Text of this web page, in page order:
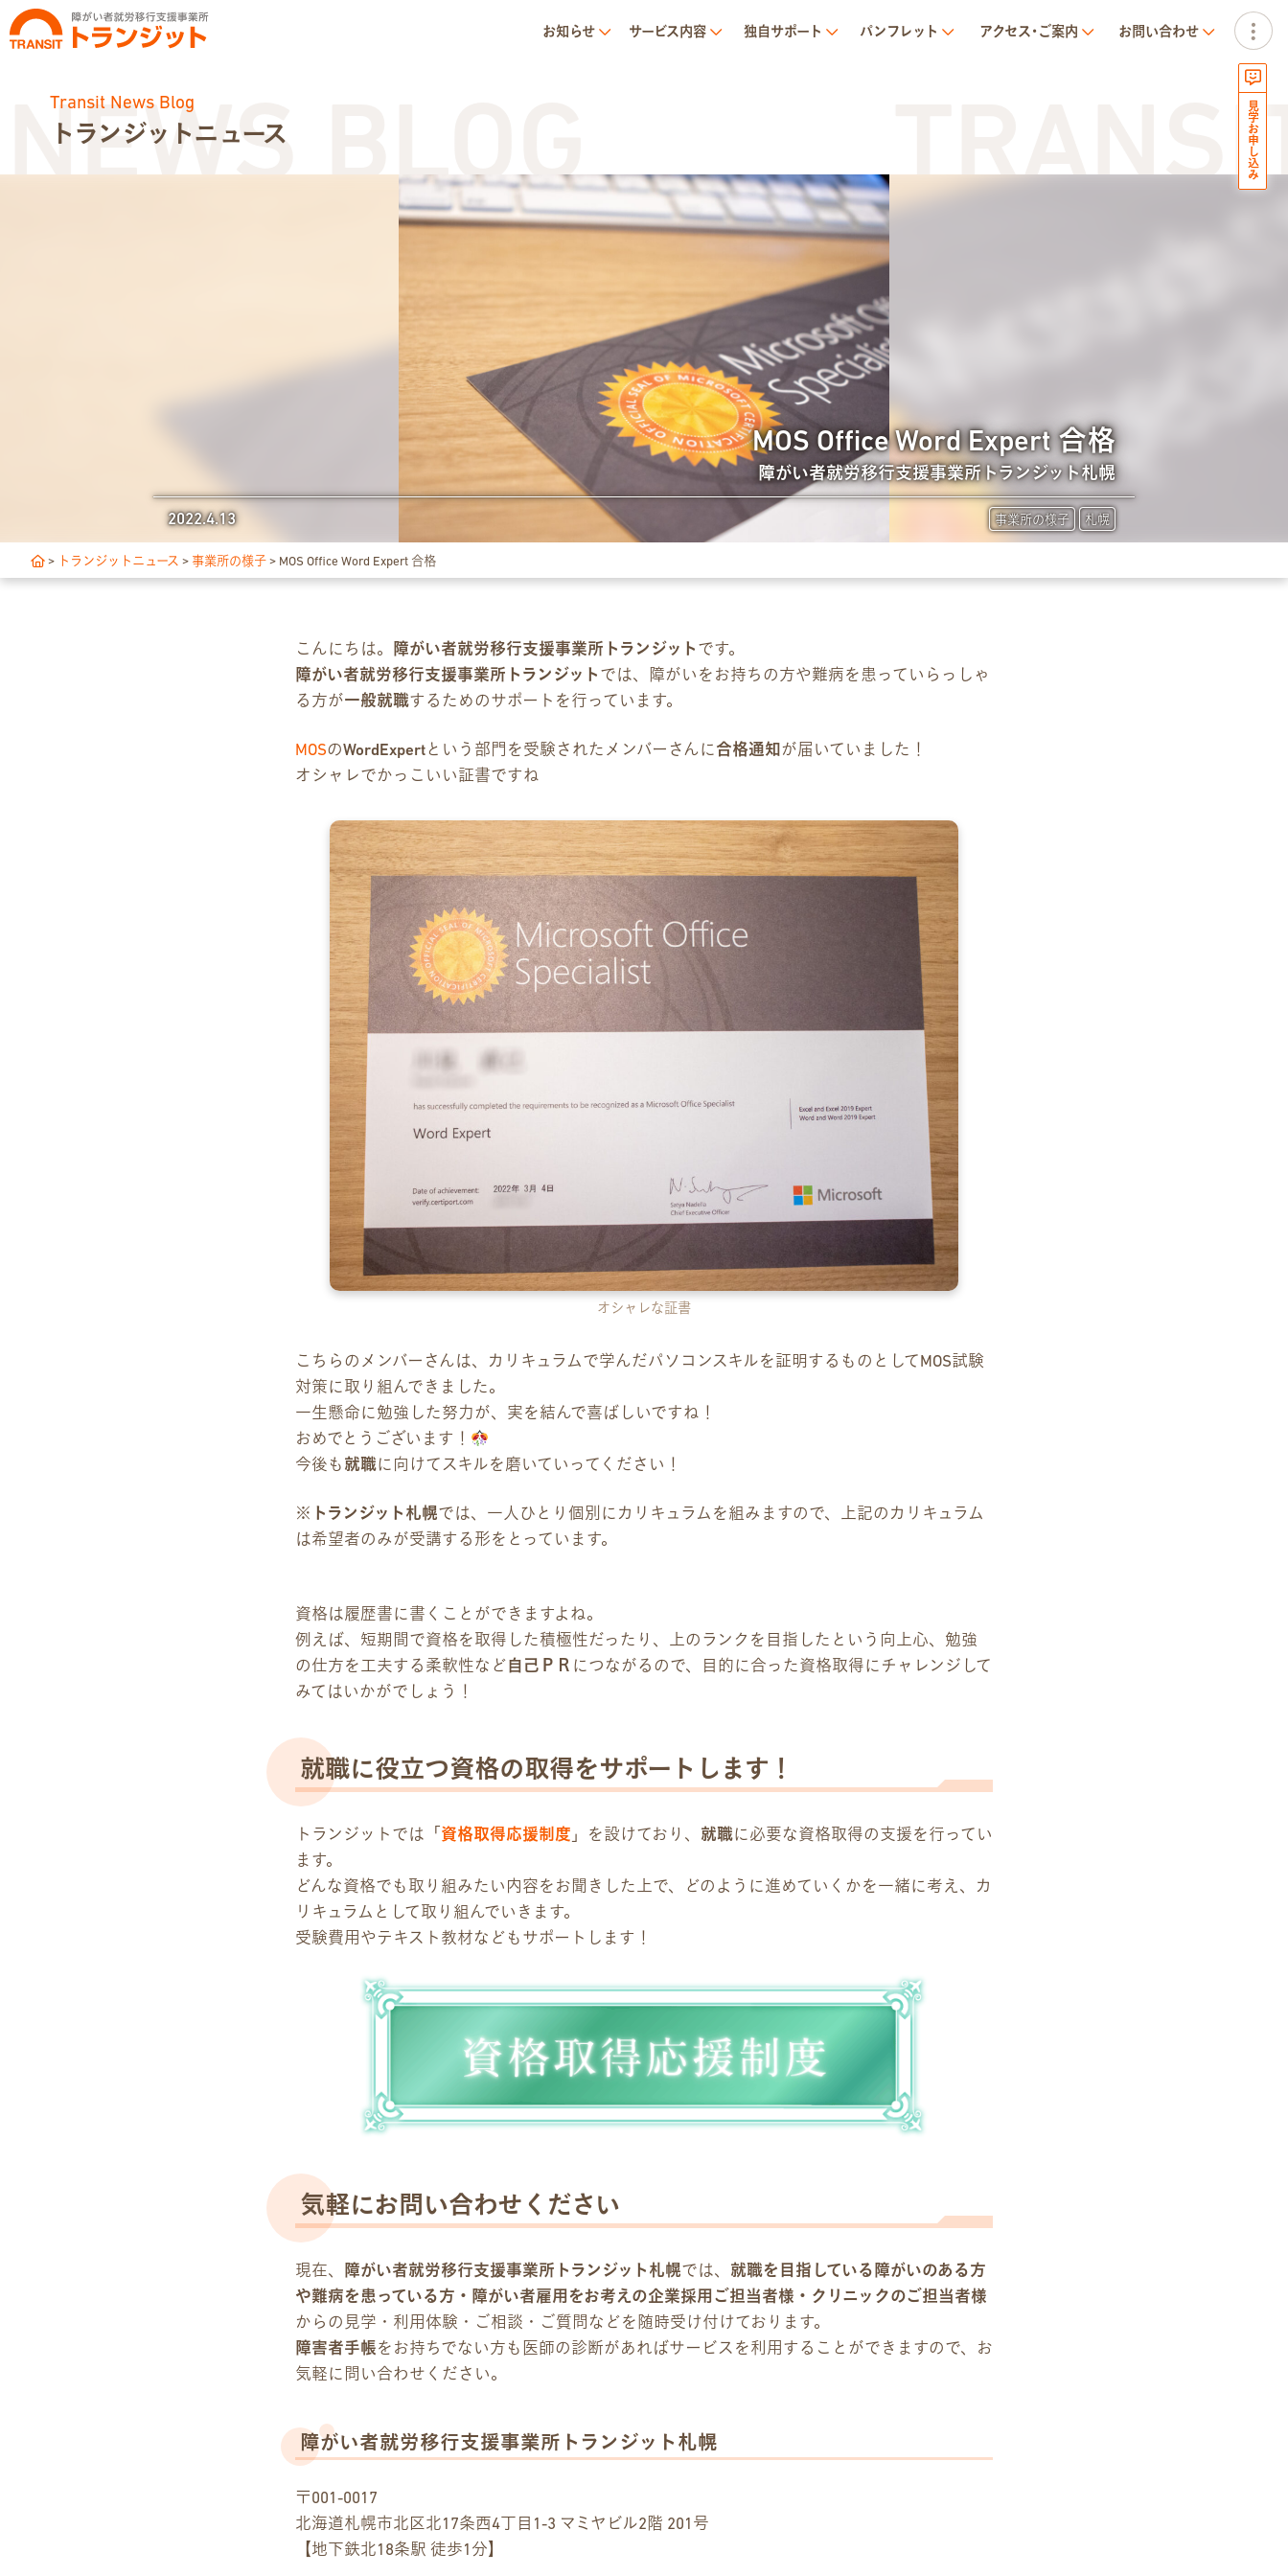
お知らせ サービス内容 独自サポート パンフレット アクセス･ご案内 お問い合わせ
サービス内容
トランジットについて
1日の流れ
ご利用の流れ
3つの支援制度
パンフレット
デジタルパンフレット
アクセス・ご案内
事業所ツアーマップ
雇用をお考えの企業様へ
プライバシーポリシー
お問い合わせ
各種SNS
資料請求
採用情報
BLOG TRANSIT
Transit News Blog
トランジットニュース
MOS Office Word Expert 合格
障がい者就労移行支援事業所トランジット札幌
事業所の様子 札幌
2022.4.13
> トランジットニュース > 事業所の様子 > MOS Office Word Expert 合格
こんにちは。 障がい者就労移行支援事業所トランジット です。
障がい者就労移行支援事業所トランジット では、障がいをお持ちの方や難病を患っていらっしゃ
る方が一般就職するためのサポートを行っています。
MOSのWordExpertという部門を受験されたメンバーさんに合格通知 が届いていました！
オシャレでかっこいい証書ですね
オシャレな証書
こちらのメンバーさんは、カリキュラムで学んだパソコンスキルを証明するものとしてMOS試験
対策に取り組んできました。
一生懸命に勉強した努力が、実を結んで喜ばしいですね！
おめでとうございます！
今後も 就職に向けてスキルを磨いていってください！
※ トランジット札幌では、一人ひとり個別にカリキュラムを組みますので、上記のカリキュラム
は希望者のみが受講する形をとっています。
資格は履歴書に書くことができますよね。
例えば、短期間で資格を取得した積極性だったり、上のランクを目指したという向上心、勉強
の仕方を工夫する柔軟性など 自己ＰＲ につながるので、目的に合った資格取得にチャレンジして
みてはいかがでしょう！
就職に役立つ資格の取得をサポートします！
トランジットでは「 資格取得応援制度 」を設けており、 就職に必要な資格取得の支援を行ってい
ます。
どんな資格でも取り組みたい内容をお聞きした上で、どのように進めていくかを一緒に考え、カ
リキュラムとして取り組んでいきます。
受験費用やテキスト教材などもサポートします！
気軽にお問い合わせください
現在、 障がい者就労移行支援事業所トランジット札幌では、 就職を目指している障がいのある方
や難病を患っている方・障がい者雇用をお考えの企業採用ご担当者様・クリニックのご担当者様
からの見学・利用体験・ご相談・ご質問などを随時受け付けております。
障害者手帳をお持ちでない方も医師の診断があればサービスを利用することができますので、お
気軽に問い合わせください。
障がい者就労移行支援事業所トランジット札幌
〒001-0017
北海道札幌市北区北17条西4丁目1-3 マミヤビル2階 201号
【地下鉄北18条駅 徒歩1分】
見学お申し込み